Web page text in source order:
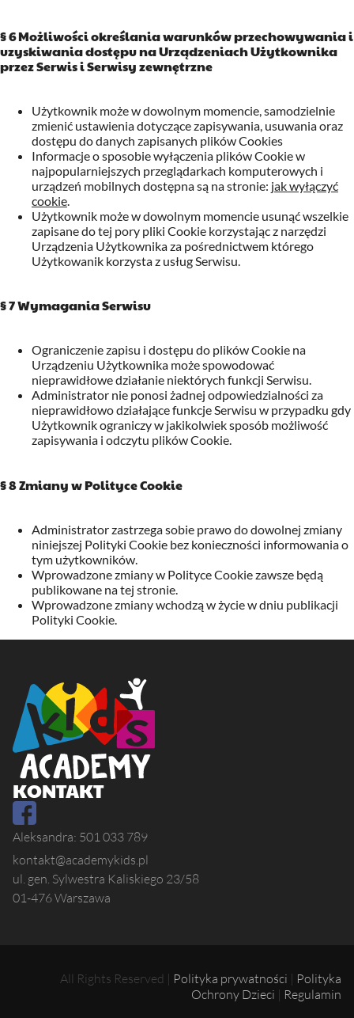
§ 6 Możliwości określania warunków przechowywania i
uzyskiwania dostępu na Urządzeniach Użytkownika
przez Serwisi Serwisy zewnętrzne
Użytkownik może w dowolnym momencie, samodzielnie
zmienić ustawienia dotyczące zapisywania, usuwania oraz
dostępu do danych zapisanych plików Cookies
Informacje o sposobie wyłączenia plików Cookie w
najpopularniejszych przeglądarkach komputerowych i
urządzeń mobilnych dostępna są na stronie: jak wyłączyć
cookie.
Użytkownik może w dowolnym momencie usunąć wszelkie
zapisane do tej pory pliki Cookie korzystając z narzędzi
Urządzenia Użytkownika za pośrednictwem którego
Użytkowanik korzysta z usług Serwisu.
§ 7 Wymagania Serwisu
Ograniczenie zapisu i dostępu do plików Cookie na
Urządzeniu Użytkownika może spowodować
nieprawidłowe działanie niektórych funkcji Serwisu.
Administrator nie ponosi żadnej odpowiedzialności za
nieprawidłowo działające funkcje Serwisu w przypadku gdy
Użytkownik ograniczy w jakikolwiek sposób możliwość
zapisywania i odczytu plików Cookie.
§ 8 Zmiany w Polityce Cookie
Administrator zastrzega sobie prawo do dowolnej zmiany
niniejszej Polityki Cookie bez konieczności informowania o
tym użytkowników.
Wprowadzone zmiany w Polityce Cookie zawsze będą
publikowane na tej stronie.
Wprowadzone zmiany wchodzą w życie w dniu publikacji
Polityki Cookie.
KONTAKT
Aleksandra: 501 033 789
kontakt@academykids.pl
ul. gen. Sylwestra Kaliskiego 23/58
01-476 Warszawa
All Rights Reserved | Polityka prywatności | Polityka
Ochrony Dzieci | Regulamin